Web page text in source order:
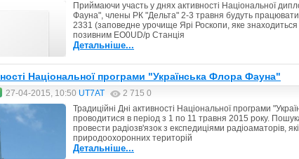
Приймаючи участь у днях активності Національної
Фауна", члены РК "Дельта" 2-3 травня будуть
2331 (заповедне урочище Ярі Роскопи, яке знаходиться
позивним EO0UD/p Станція
Детальніше...
Національної програми "Українська Флора Фауна"
27-04-2015, 10:50 UT7AT 2 715 0
Традиційні Дні активності Національної програми
проводитися в період з 1 по 11 травня 2015 року.
провести радіозв'язок з експедиціями радіоаматорів,
природоохоронних територій
Детальніше...